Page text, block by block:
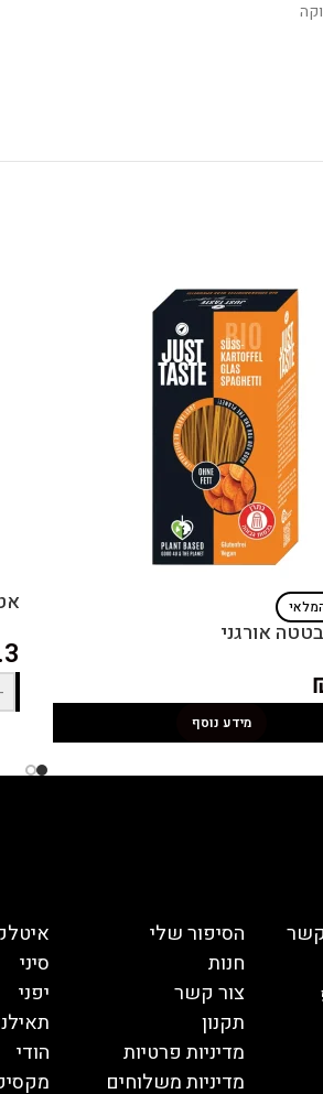
אורגני
מידע נוסף
-
קשר
הסיפור שלי
חנות
צור קשר
תקנון
מדיניות פרטיות
מדיניות משלוחים
סיני
יפני
הודי